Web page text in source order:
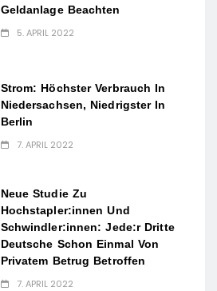
Geldanlage Beachten
5. APRIL 2022
Strom: Höchster Verbrauch In
Niedersachsen, Niedrigster In
Berlin
7. APRIL 2022
Neue Studie Zu
Hochstapler:innen Und
Schwindler:innen: Jede:r Dritte
Deutsche Schon Einmal Von
Privatem Betrug Betroffen
7. APRIL 2022